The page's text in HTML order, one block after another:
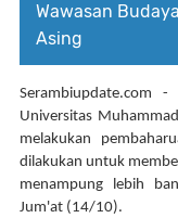
Wawasan
Asing
Serambiupdate.com -
Universitas
melakukan
dilakukan untuk
menampung lebih
Jum'at (14/10).